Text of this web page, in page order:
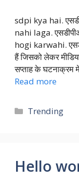
sdpi kya hai.
nahi laga.
hogi karwahi.
हैं जिसको लेकर
सप्ताह के घटनाक्रम
Read more
Categories
Trending
Hello